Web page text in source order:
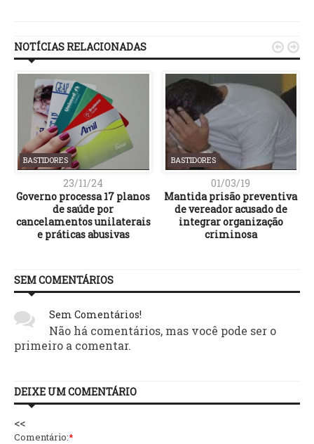
NOTÍCIAS RELACIONADAS
BASTIDORES
23/11/24
Governo processa 17 planos
de saúde por
cancelamentos unilaterais
e práticas abusivas
BASTIDORES
01/03/19
Mantida prisão preventiva
de vereador acusado de
integrar organização
criminosa
 
SEM COMENTÁRIOS
Sem Comentários!
Não há comentários, mas você pode ser o
primeiro a comentar.
DEIXE UM COMENTÁRIO
<<
Comentário:*